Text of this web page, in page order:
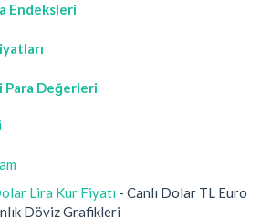
Endeksleri
Para Değerleri
Lira Kur Fiyatı - Canlı Dolar TL Euro
Döviz Grafikleri